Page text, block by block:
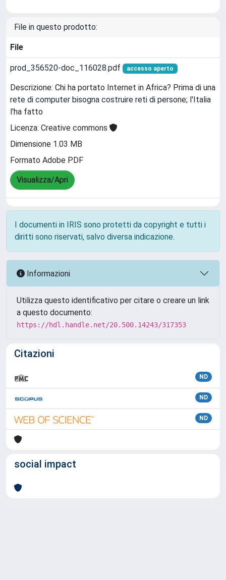
File in questo prodotto:
File
prod_356520-doc_116028.pdf accesso aperto
Descrizione: Chi ha portato Internet in Africa? Prima di una
rete di computer bisogna costruire reti di persone; l'Italia
l'ha fatto
Licenza: Creative commons
Dimensione 1.03 MB
Formato Adobe PDF
Visualizza/Apri
I documenti in IRIS sono protetti da copyright e tutti i
diritti sono riservati, salvo diversa indicazione.
Informazioni
Utilizza questo identificativo per citare o creare un link
a questo documento:
https://hdl.handle.net/20.500.14243/317353
Citazioni
ND
ND
ND
social impact